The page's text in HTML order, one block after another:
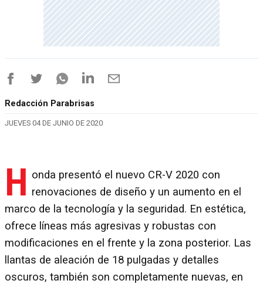
Redacción Parabrisas
JUEVES 04 DE JUNIO DE 2020
H onda presentó el nuevo CR-V 2020 con
renovaciones de diseño y un aumento en el
marco de la tecnología y la seguridad. En estética,
ofrece líneas más agresivas y robustas con
modificaciones en el frente y la zona posterior. Las
llantas de aleación de 18 pulgadas y detalles
oscuros, también son completamente nuevas, en